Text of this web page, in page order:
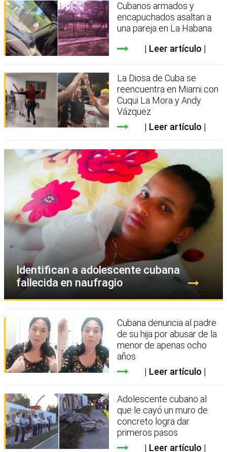
Cubanos armados y
encapuchados asaltan a
una pareja en La Habana
Leer artículo
La Diosa de Cuba se
reencuentra en Miami con
Cuqui La Mora y Andy
Vázquez
Leer artículo
Identifican a adolescente cubana
fallecida en naufragio
Cubana denuncia al padre
de su hija por abusar de la
menor de apenas ocho
años
Leer artículo
Adolescente cubano al
que le cayó un muro de
concreto logra dar
primeros pasos
Leer artículo